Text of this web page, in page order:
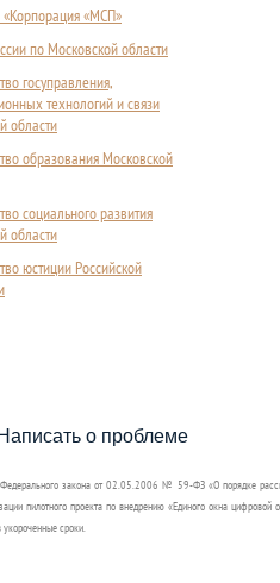
«МСП»
по Московской области
госуправления,
технологий и связи
области
образования Московской
социального развития
области
юстиции Российской
выплаты или пособия?
Написать о проблеме
закона от 02.05.2006 № 59-ФЗ «О порядке
пилотного проекта по внедрению «Единого окна цифровой
укороченные сроки.